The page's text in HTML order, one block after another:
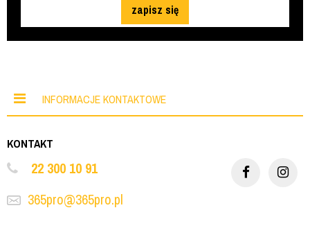
zapisz się
INFORMACJE KONTAKTOWE
KONTAKT
22 300 10 91
365pro@365pro.pl